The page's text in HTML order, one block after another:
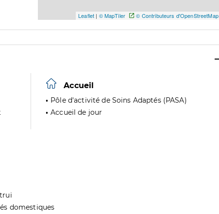
Leaflet | © MapTiler © Contributeurs d'OpenStreetMap
Accueil
Pôle d'activité de Soins Adaptés (PASA)
Accueil de jour
domestiques